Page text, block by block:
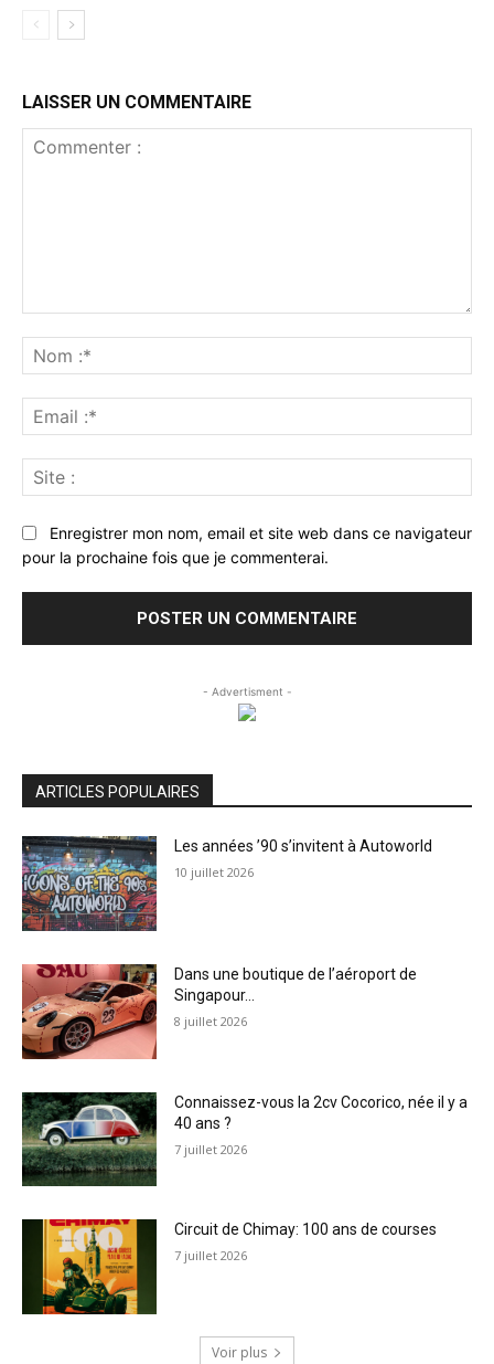
LAISSER UN COMMENTAIRE
:*
:*
:
Enregistrer mon nom, email et site web dans ce navigateur
pour la prochaine fois que je commenterai.
- Advertisment -
ARTICLES POPULAIRES
Les années ’90 s’invitent à Autoworld
10 juillet 2026
Dans une boutique de l’aéroport de
Singapour…
8 juillet 2026
Connaissez-vous la 2cv Cocorico, née il y a
40 ans ?
7 juillet 2026
Circuit de Chimay: 100 ans de courses
7 juillet 2026
Voir plus